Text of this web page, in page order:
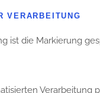
ist die Markierung